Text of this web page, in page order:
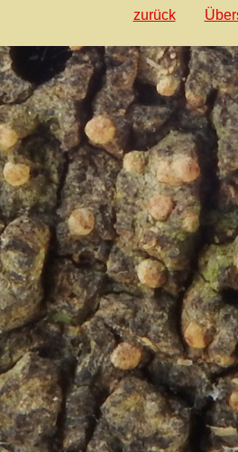
zurück